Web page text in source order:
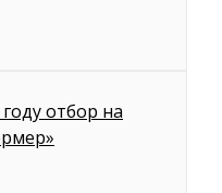
отбор на